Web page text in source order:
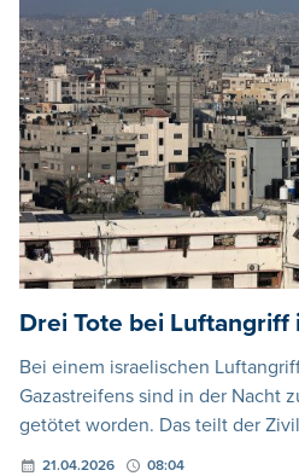
Drei Tote bei Luftangriff
Bei einem israelischen
Gazastreifens sind in der Nacht
getötet worden. Das teilt der
21.04.2026 08:04